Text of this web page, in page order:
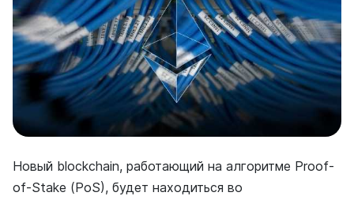
Новый blockchain, работающий на алгоритме Proof-
of-Stake (PoS), будет находиться во